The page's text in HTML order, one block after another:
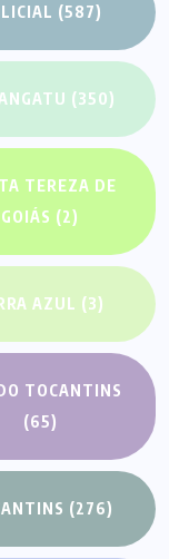
(587)
(350)
TEREZA DE
GOIÁS (2)
AZUL (3)
TOCANTINS
(65)
(276)